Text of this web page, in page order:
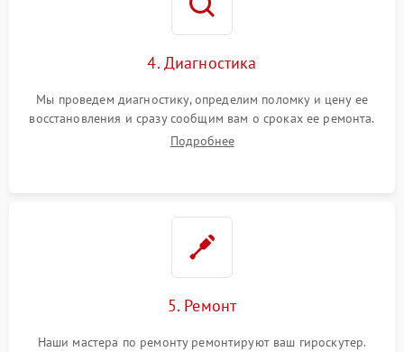
4. Диагностика
Мы проведем диагностику, определим поломку и цену ее
восстановления и сразу сообщим вам о сроках ее ремонта.
Подробнее
5. Ремонт
Наши мастера по ремонту ремонтируют ваш гироскутер.